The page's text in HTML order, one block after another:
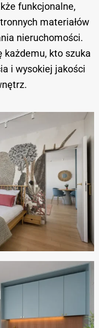
funkcjonalne,
materiałów
nieruchomości.
każdemu, kto szuka
i wysokiej jakości